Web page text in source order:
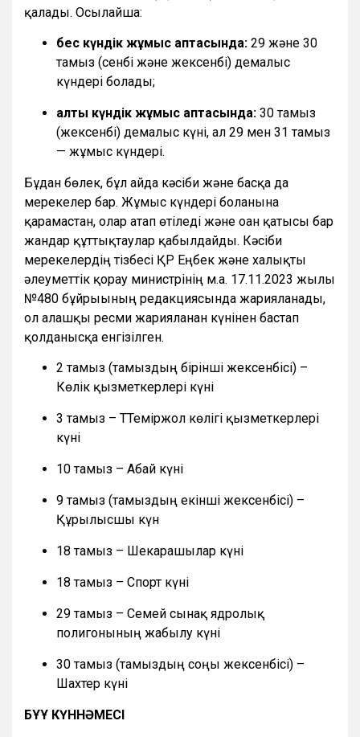
қалады. Осылайша:
бес күндік жұмыс аптасында: 29 және 30
тамыз (сенбі және жексенбі) демалыс
күндері болады;
алты күндік жұмыс аптасында: 30 тамыз
(жексенбі) демалыс күні, ал 29 мен 31 тамыз
— жұмыс күндері.
Бұдан бөлек, бұл айда кәсіби және басқа да
мерекелер бар. Жұмыс күндері болғанына
қарамастан, олар атап өтіледі және оған қатысы бар
жандар құттықтаулар қабылдайды. Кәсіби
мерекелердің тізбесі ҚР Еңбек және халықты
әлеуметтік қорғау министрінің м.а. 17.11.2023 жылғы
№480 бұйрығының редакциясында жарияланады,
ол алғашқы ресми жарияланған күнінен бастап
қолданысқа енгізілген.
2 тамыз (тамыздың бірінші жексенбісі) –
Көлік қызметкерлері күні
3 тамыз – ТТеміржол көлігі қызметкерлері
күні
10 тамыз – Абай күні
9 тамыз (тамыздың екінші жексенбісі) –
Құрылысшы күн
18 тамыз – Шекарашылар күні
18 тамыз – Спорт күні
29 тамыз – Семей сынақ ядролық
полигонының жабылу күні
30 тамыз (тамыздың соңғы жексенбісі) –
Шахтер күні
БҰҰ КҮННӘМЕСІ